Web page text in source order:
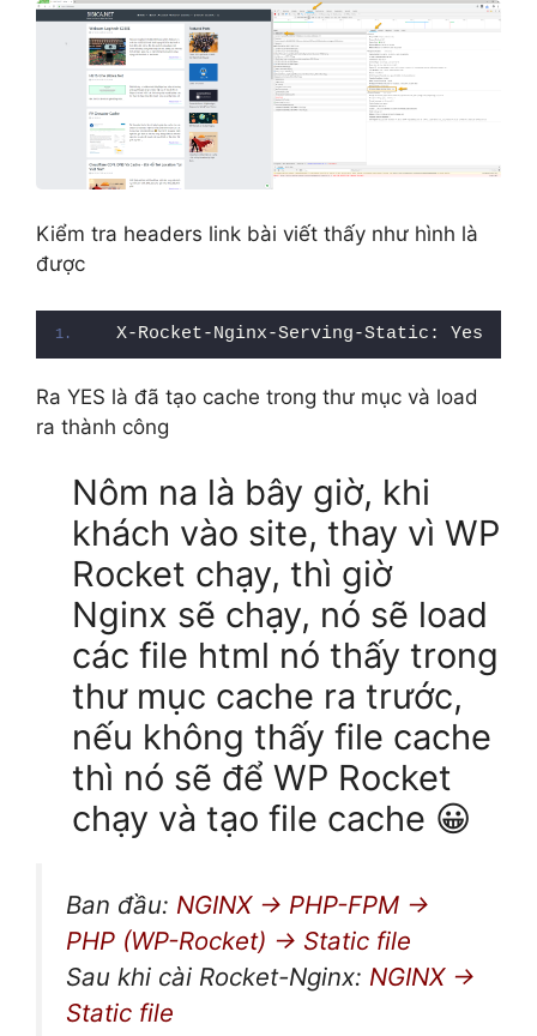
Kiểm tra headers link bài viết thấy như hình là
được
X-Rocket-Nginx-Serving-Static: Yes
Ra YES là đã tạo cache trong thư mục và load
ra thành công
Nôm na là bây giờ, khi
khách vào site, thay vì WP
Rocket chạy, thì giờ
Nginx sẽ chạy, nó sẽ load
các file html nó thấy trong
thư mục cache ra trước,
nếu không thấy file cache
thì nó sẽ để WP Rocket
chạy và tạo file cache 😀
Ban đầu: NGINX → PHP-FPM →
PHP (WP-Rocket) → Static file
Sau khi cài Rocket-Nginx: NGINX →
Static file